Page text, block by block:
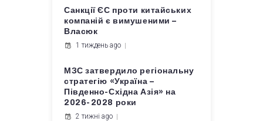
Санкції ЄС проти китайських
компаній є вимушеними –
Власюк
1 тиждень ago
МЗС затвердило регіональну
стратегію «Україна –
Південно-Східна Азія» на
2026-2028 роки
2 тижні ago